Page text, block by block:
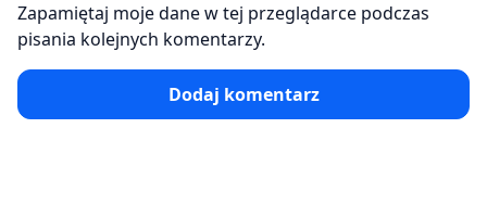
Zapamiętaj moje dane w tej przeglądarce podczas
pisania kolejnych komentarzy.
Dodaj komentarz